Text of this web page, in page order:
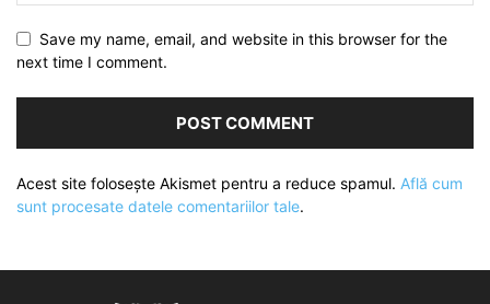
Save my name, email, and website in this browser for the
next time I comment.
Acest site folosește Akismet pentru a reduce spamul. Află cum
sunt procesate datele comentariilor tale.